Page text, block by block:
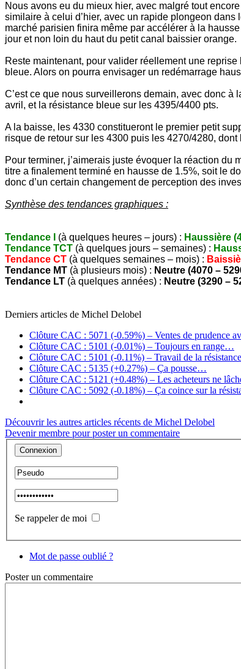
Nous avons eu du mieux hier, avec malgré tout
similaire à celui d’hier, avec un rapide plongeon
marché parisien finira même par accélérer à la
jour et non loin du haut du petit canal baissier orange.
Reste maintenant, pour valider réellement une
bleue. Alors on pourra envisager un redémarrage
C’est ce que nous surveillerons demain, avec donc
avril, et la résistance bleue sur les 4395/4400 pts.
A la baisse, les 4330 constitueront le premier petit
risque de retour sur les 4300 puis les 4270/4280,
Pour terminer, j’aimerais juste évoquer la réaction
titre a finalement terminé en hausse de 1.5%, soit le
donc d’un certain changement de perception des
Synthèse des tendances graphiques :
Tendance I (à quelques heures – jours) : Haussière
Tendance TCT (à quelques jours – semaines) :
Tendance CT (à quelques semaines – mois) :
Tendance MT (à plusieurs mois) : Neutre (4070 –
Tendance LT (à quelques années) : Neutre (3290 –
Derniers articles de Michel Delobel
Clôture CAC : 5071 (-0.59%) – Ventes de prudence
Clôture CAC : 5101 (-0.01%) – Toujours en range…
Clôture CAC : 5101 (-0.11%) – Travail de la
Clôture CAC : 5135 (+0.27%) – Ça pousse…
Clôture CAC : 5121 (+0.48%) – Les acheteurs ne
Clôture CAC : 5092 (-0.18%) – Ça coince sur la
Découvrir les autres articles récents de Michel Delobel
Devenir membre pour poster un commentaire
Se rappeler de moi
Mot de passe oublié ?
Posterun commentaire